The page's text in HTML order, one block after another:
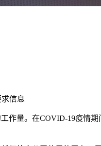
信息
作量。在COVID-19疫情